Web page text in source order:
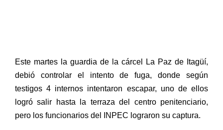
Este martes la guardia de la cárcel La Paz de Itagüí,
debió controlar el intento de fuga, donde según
testigos 4 internos intentaron escapar, uno de ellos
logró salir hasta la terraza del centro penitenciario,
pero los funcionarios del INPEC lograron su captura.